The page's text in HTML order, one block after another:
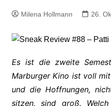
Milena Hollmann 26.
Es ist die zweite
Marburger Kino ist voll
und die Hoffnungen,
sitzen, sind groß.